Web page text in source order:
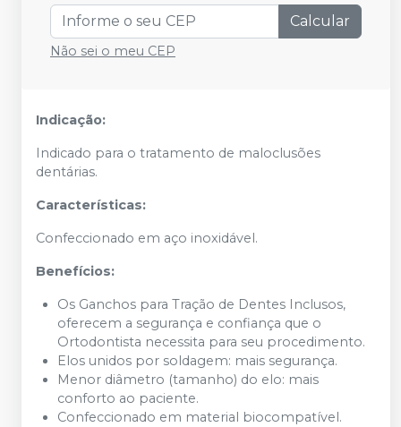
Calcular
Não sei o meu CEP
Indicação:
Indicado para o tratamento de maloclusões
dentárias.
Características:
Confeccionado em aço inoxidável.
Benefícios:
Os Ganchos para Tração de Dentes Inclusos,
oferecem a segurança e confiança que o
Ortodontista necessita para seu procedimento.
Elos unidos por soldagem: mais segurança.
Menor diâmetro (tamanho) do elo: mais
conforto ao paciente.
Confeccionado em material biocompatível.